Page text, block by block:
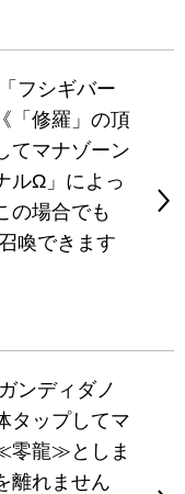
フシギバー
「修羅」の頂
てマナゾーン
ルΩ」によっ
の場合でも
喚できます
ンディダノ
タップしてマ
零龍≫としま
離れません